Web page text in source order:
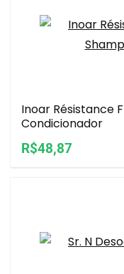
Inoar Résistance
Condicionador
R$48,87